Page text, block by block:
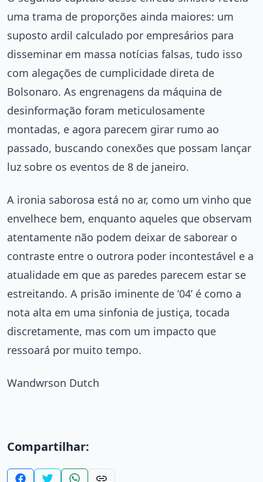
uma trama de proporções ainda maiores: um
suposto ardil calculado por empresários para
disseminar em massa notícias falsas, tudo isso
com alegações de cumplicidade direta de
Bolsonaro. As engrenagens da máquina de
desinformação foram meticulosamente
montadas, e agora parecem girar rumo ao
passado, buscando conexões que possam lançar
luz sobre os eventos de 8 de janeiro.
A ironia saborosa está no ar, como um vinho que
envelhece bem, enquanto aqueles que observam
atentamente não podem deixar de saborear o
contraste entre o outrora poder incontestável e a
atualidade em que as paredes parecem estar se
estreitando. A prisão iminente de ’04’ é como a
nota alta em uma sinfonia de justiça, tocada
discretamente, mas com um impacto que
ressoará por muito tempo.
Wandwrson Dutch
Compartilhar: